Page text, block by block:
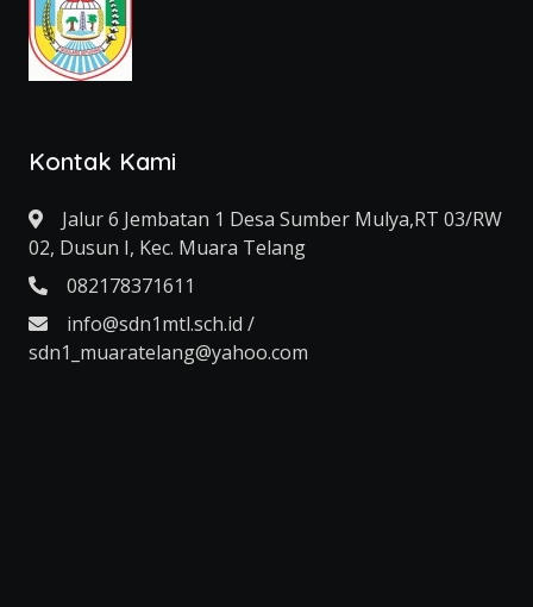
Kontak Kami
Jalur 6 Jembatan 1 Desa Sumber Mulya,RT 03/RW
02, Dusun I, Kec. Muara Telang
082178371611
info@sdn1mtl.sch.id /
sdn1_muaratelang@yahoo.com